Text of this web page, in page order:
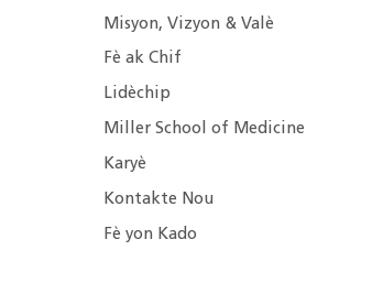
Misyon, Vizyon & Valè
Fè ak Chif
Lidèchip
Miller School of Medicine
Karyè
Kontakte Nou
Fè yon Kado